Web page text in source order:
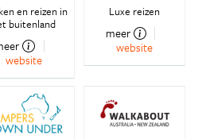
en reizen in
buitenland
website
Luxe reizen
meer
website